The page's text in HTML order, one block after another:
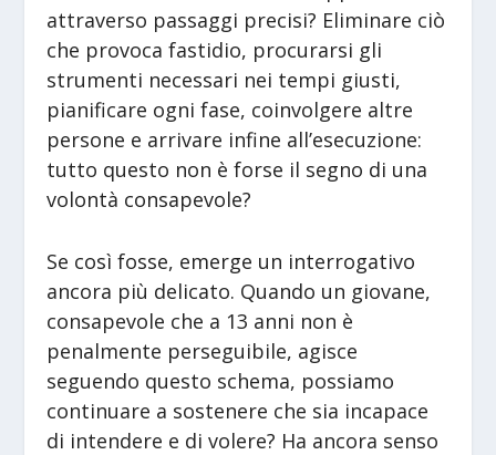
attraverso passaggi precisi? Eliminare ciò
che provoca fastidio, procurarsi gli
strumenti necessari nei tempi giusti,
pianificare ogni fase, coinvolgere altre
persone e arrivare infine all’esecuzione:
tutto questo non è forse il segno di una
volontà consapevole?
Se così fosse, emerge un interrogativo
ancora più delicato. Quando un giovane,
consapevole che a 13 anni non è
penalmente perseguibile, agisce
seguendo questo schema, possiamo
continuare a sostenere che sia incapace
di intendere e di volere? Ha ancora senso